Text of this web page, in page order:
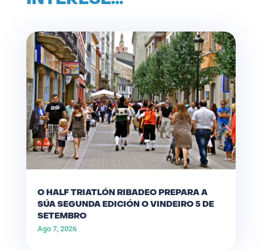
O HALF TRIATLÓN RIBADEO PREPARA A
SÚA SEGUNDA EDICIÓN O VINDEIRO 5 DE
SETEMBRO
Ago 7, 2026